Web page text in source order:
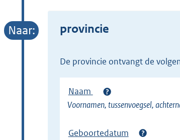
n
l
t
e
l
n
)
provincie
de provincie ontvangt de
Naam
Voornamen, tussenvoegsel,
Geboortedatum